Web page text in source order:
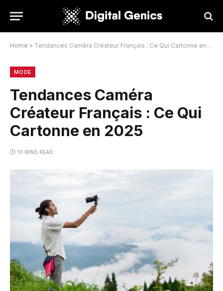
Home » Tendances Caméra Créateur Français : Ce Qui Cartonne en 2025
MODE
Tendances Caméra
Créateur Français : Ce Qui
Cartonne en 2025
10 MINS READ